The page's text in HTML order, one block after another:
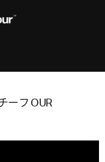
ーフ OUR